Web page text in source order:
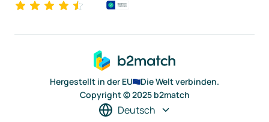
Hergestellt in der EU
Die Welt verbinden.
Copyright © 2025 b2match
Deutsch